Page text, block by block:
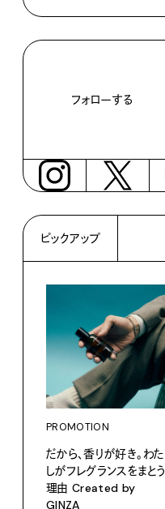
フォローする
ピックアップ
PROMOTION
だから、香りが好き。わた
しがフレグランスをまとう
理由 Created by
GINZA